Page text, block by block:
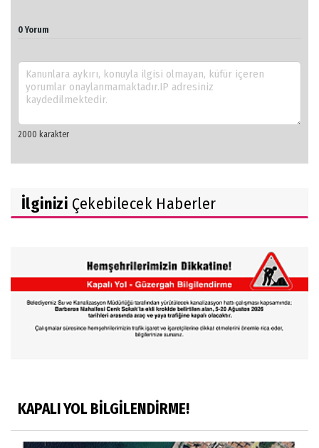
0 Yorum
İlginizi Çekebilecek Haberler
KAPALI YOL BİLGİLENDİRME!